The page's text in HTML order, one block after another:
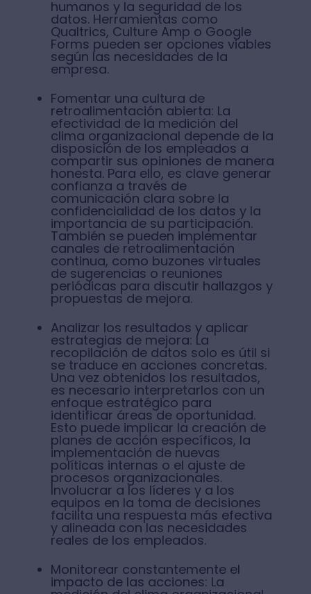
humanos y la seguridad de los
datos. Herramientas como
Qualtrics, Culture Amp o Google
Forms pueden ser opciones viables
según las necesidades de la
empresa.
Fomentar una cultura de
retroalimentación abierta: La
efectividad de la medición del
clima organizacional depende de la
disposición de los empleados a
compartir sus opiniones de manera
honesta. Para ello, es clave generar
confianza a través de
comunicación clara sobre la
confidencialidad de los datos y la
importancia de su participación.
También se pueden implementar
canales de retroalimentación
continua, como buzones virtuales
de sugerencias o reuniones
periódicas para discutir hallazgos y
propuestas de mejora.
Analizar los resultados y aplicar
estrategias de mejora: La
recopilación de datos solo es útil si
se traduce en acciones concretas.
Una vez obtenidos los resultados,
es necesario interpretarlos con un
enfoque estratégico para
identificar áreas de oportunidad.
Esto puede implicar la creación de
planes de acción específicos, la
implementación de nuevas
políticas internas o el ajuste de
procesos organizacionales.
Involucrar a los líderes y a los
equipos en la toma de decisiones
facilita una respuesta más efectiva
y alineada con las necesidades
reales de los empleados.
Monitorear constantemente el
impacto de las acciones: La